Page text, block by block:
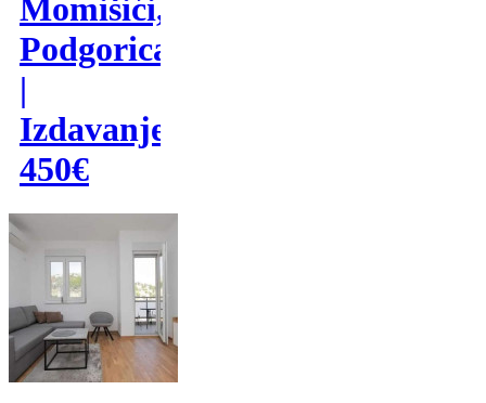
Momišići,
Podgorica
|
Izdavanje
450€